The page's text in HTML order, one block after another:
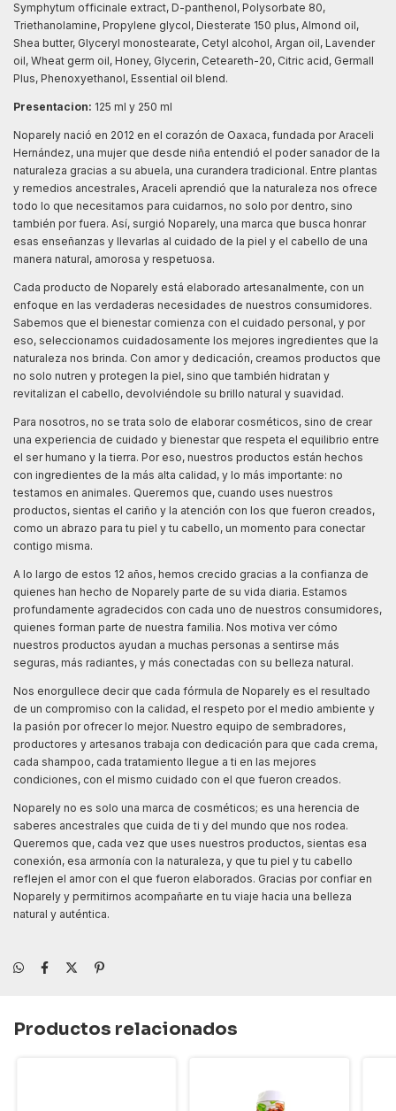
Symphytum officinale extract, D-panthenol, Polysorbate 80,
Triethanolamine, Propylene glycol, Diesterate 150 plus, Almond oil,
Shea butter, Glyceryl monostearate, Cetyl alcohol, Argan oil, Lavender
oil, Wheat germ oil, Honey, Glycerin, Ceteareth-20, Citric acid, Germall
Plus, Phenoxyethanol, Essential oil blend.
Presentacion: 125 ml y 250 ml
Noparely nació en 2012 en el corazón de Oaxaca, fundada por Araceli
Hernández, una mujer que desde niña entendió el poder sanador de la
naturaleza gracias a su abuela, una curandera tradicional. Entre plantas
y remedios ancestrales, Araceli aprendió que la naturaleza nos ofrece
todo lo que necesitamos para cuidarnos, no solo por dentro, sino
también por fuera. Así, surgió Noparely, una marca que busca honrar
esas enseñanzas y llevarlas al cuidado de la piel y el cabello de una
manera natural, amorosa y respetuosa.
Cada producto de Noparely está elaborado artesanalmente, con un
enfoque en las verdaderas necesidades de nuestros consumidores.
Sabemos que el bienestar comienza con el cuidado personal, y por
eso, seleccionamos cuidadosamente los mejores ingredientes que la
naturaleza nos brinda. Con amor y dedicación, creamos productos que
no solo nutren y protegen la piel, sino que también hidratan y
revitalizan el cabello, devolviéndole su brillo natural y suavidad.
Para nosotros, no se trata solo de elaborar cosméticos, sino de crear
una experiencia de cuidado y bienestar que respeta el equilibrio entre
el ser humano y la tierra. Por eso, nuestros productos están hechos
con ingredientes de la más alta calidad, y lo más importante: no
testamos en animales. Queremos que, cuando uses nuestros
productos, sientas el cariño y la atención con los que fueron creados,
como un abrazo para tu piel y tu cabello, un momento para conectar
contigo misma.
A lo largo de estos 12 años, hemos crecido gracias a la confianza de
quienes han hecho de Noparely parte de su vida diaria. Estamos
profundamente agradecidos con cada uno de nuestros consumidores,
quienes forman parte de nuestra familia. Nos motiva ver cómo
nuestros productos ayudan a muchas personas a sentirse más
seguras, más radiantes, y más conectadas con su belleza natural.
Nos enorgullece decir que cada fórmula de Noparely es el resultado
de un compromiso con la calidad, el respeto por el medio ambiente y
la pasión por ofrecer lo mejor. Nuestro equipo de sembradores,
productores y artesanos trabaja con dedicación para que cada crema,
cada shampoo, cada tratamiento llegue a ti en las mejores
condiciones, con el mismo cuidado con el que fueron creados.
Noparely no es solo una marca de cosméticos; es una herencia de
saberes ancestrales que cuida de ti y del mundo que nos rodea.
Queremos que, cada vez que uses nuestros productos, sientas esa
conexión, esa armonía con la naturaleza, y que tu piel y tu cabello
reflejen el amor con el que fueron elaborados. Gracias por confiar en
Noparely y permitirnos acompañarte en tu viaje hacia una belleza
natural y auténtica.
Productos relacionados